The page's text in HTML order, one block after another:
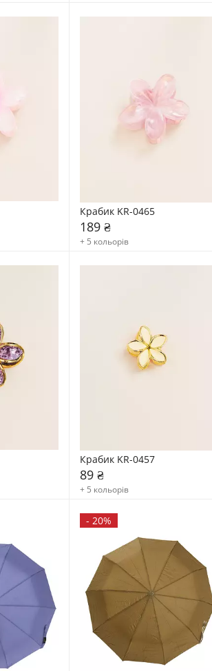
Крабик KR-0465
189 ₴
+ 5 кольорів
Крабик KR-0457
89 ₴
+ 5 кольорів
-20%